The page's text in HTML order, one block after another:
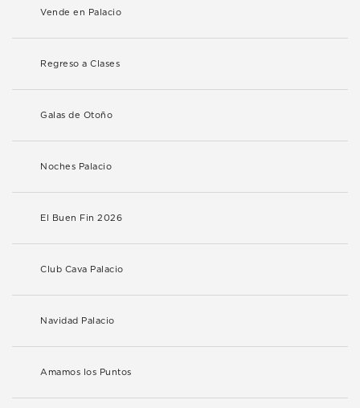
Vende en Palacio
Regreso a Clases
Galas de Otoño
Noches Palacio
El Buen Fin 2026
Club Cava Palacio
Navidad Palacio
Amamos los Puntos